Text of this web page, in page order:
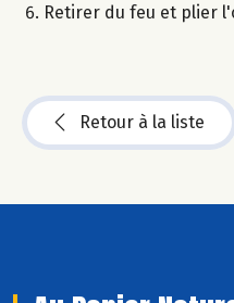
Retirer du feu et plier
Retour à la liste